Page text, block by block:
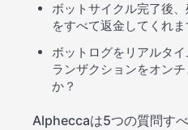
ボットサイクル完了後
をすべて返金してくれま
ボットログをリアルタ
ランザクションをオン
か？
Alpheccaは5つの質問す